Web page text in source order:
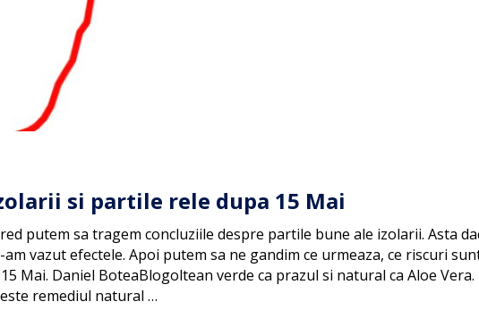
si partile rele dupa 15 Mai
putem sa tragem concluziile despre partile bune ale izolarii. Asta
vazut efectele. Apoi putem sa ne gandim ce urmeaza, ce riscuri
Mai. Daniel BoteaBlogoltean verde ca prazul si natural ca Aloe Vera.
remediul natural …